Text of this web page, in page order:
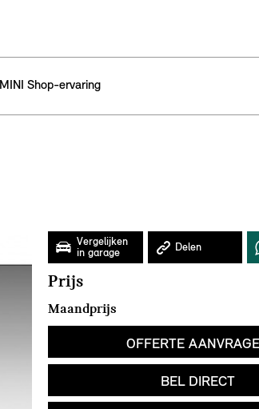
MINI Shop-ervaring
Prijs
Maandprijs
OFFERTE
BEL DIRECT